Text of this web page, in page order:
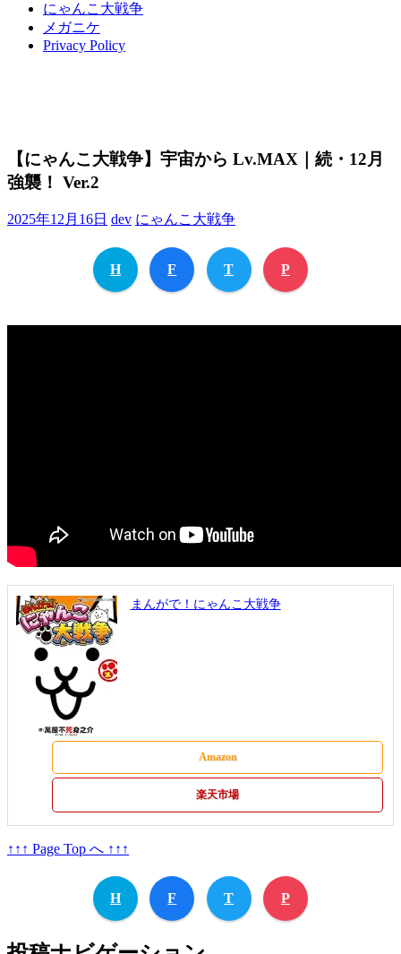
にゃんこ大戦争
メガニケ
Privacy Policy
【にゃんこ大戦争】宇宙から Lv.MAX｜続・12月
強襲！ Ver.2
2025年12月16日 dev にゃんこ大戦争
H F T P
まんがで！にゃんこ大戦争
Amazon
楽天市場
↑↑↑ Page Top へ ↑↑↑
H F T P